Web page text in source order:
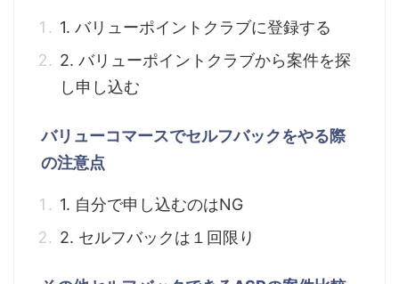
1. バリューポイントクラブに登録する
2. バリューポイントクラブから案件を探
し申し込む
バリューコマースでセルフバックをやる際
の注意点
1. 自分で申し込むのはNG
2. セルフバックは１回限り